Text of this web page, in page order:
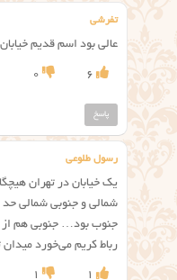
تفرشی
عالی بود اسم قدیم
6
0
پاسخ
رسول طلوعی
یک خیابان در تهران
شمالی و جنوبی شمالی حد
جنوب بود… جنوبی هم از
رباط کریم می‌خورد میدان
1
1